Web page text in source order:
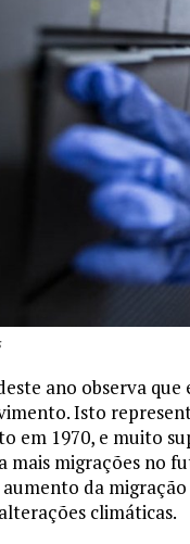
ano observa que
Isto
em 1970, e muito
mais migrações no
da
climáticas.